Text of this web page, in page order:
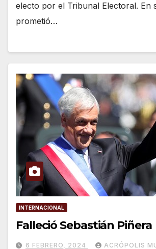
electo por el Tribunal Electoral. En
prometió…
INTERNACIONAL
Falleció Sebastián Piñera
6 FEBRERO, 2024 ACRÓPOLIS